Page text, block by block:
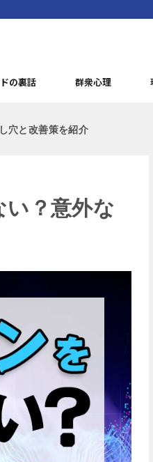
の裏話 群衆心理
穴と改善策を紹介
？意外な